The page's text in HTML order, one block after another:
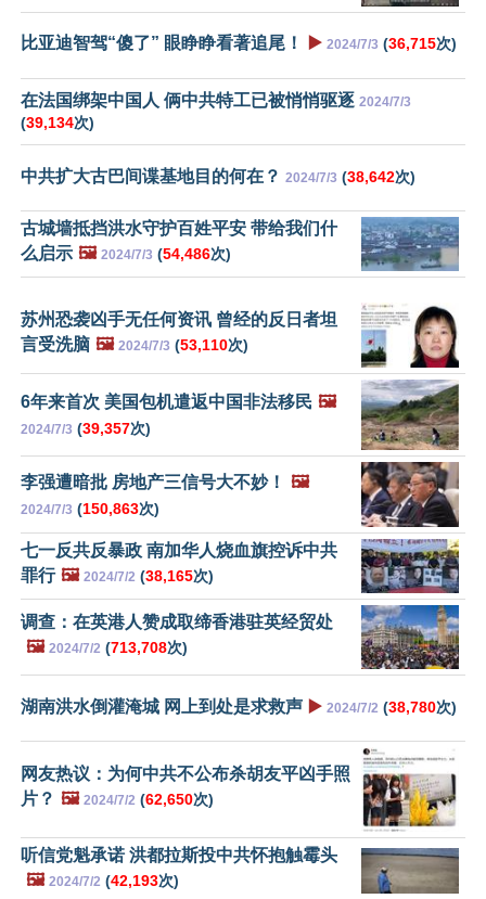
比亚迪智驾“傻了” 眼睁睁看著追尾！ ▶️ 2024/7/3 (36,715次)
在法国绑架中国人 俩中共特工已被悄悄驱逐 2024/7/3
(39,134次)
中共扩大古巴间谍基地目的何在？ 2024/7/3 (38,642次)
古城墙抵挡洪水守护百姓平安 带给我们什
么启示 🖼️ 2024/7/3 (54,486次)
苏州恐袭凶手无任何资讯 曾经的反日者坦
言受洗脑 🖼️ 2024/7/3 (53,110次)
6年来首次 美国包机遣返中国非法移民 🖼️
2024/7/3 (39,357次)
李强遭暗批 房地产三信号大不妙！ 🖼️
2024/7/3 (150,863次)
七一反共反暴政 南加华人烧血旗控诉中共
罪行 🖼️ 2024/7/2 (38,165次)
调查：在英港人赞成取缔香港驻英经贸处
🖼️ 2024/7/2 (713,708次)
湖南洪水倒灌淹城 网上到处是求救声 ▶️ 2024/7/2 (38,780次)
网友热议：为何中共不公布杀胡友平凶手照
片？ 🖼️ 2024/7/2 (62,650次)
听信党魁承诺 洪都拉斯投中共怀抱触霉头
🖼️ 2024/7/2 (42,193次)